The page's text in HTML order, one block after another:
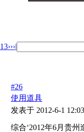
13›››|
#26
使用道具
发表于 2012-6-1 12:03
综合‘2012年6月贵